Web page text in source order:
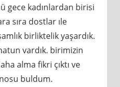
gece kadınlardan birisi
sıra dostlar ıle
birliktelik yaşardık.
vardık. birimizin
alma fikri çıktı ve
buldum.